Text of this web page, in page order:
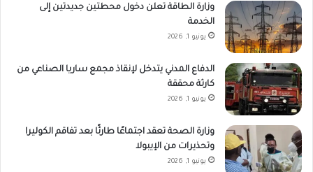
وزارة الطاقة تعلن دخول محطتين جديدتين إلى
الخدمة
يونيو 1, 2026
الدفاع المدني يتدخل لإنقاذ مجمع ساريا الصناعي من
كارثة محققة
يونيو 1, 2026
وزارة الصحة تعقد اجتماعًا طارئًا بعد تفاقم الكوليرا
وتحذيرات من الإيبولا
يونيو 1, 2026